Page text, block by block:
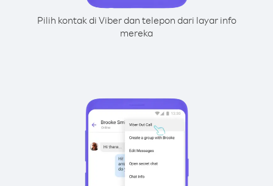
Pilih kontak di Viber dan telepon dari layar info
mereka